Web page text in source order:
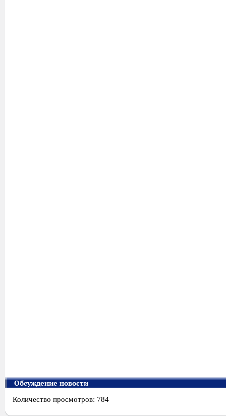
Обсуждение новости
Количество просмотров: 784